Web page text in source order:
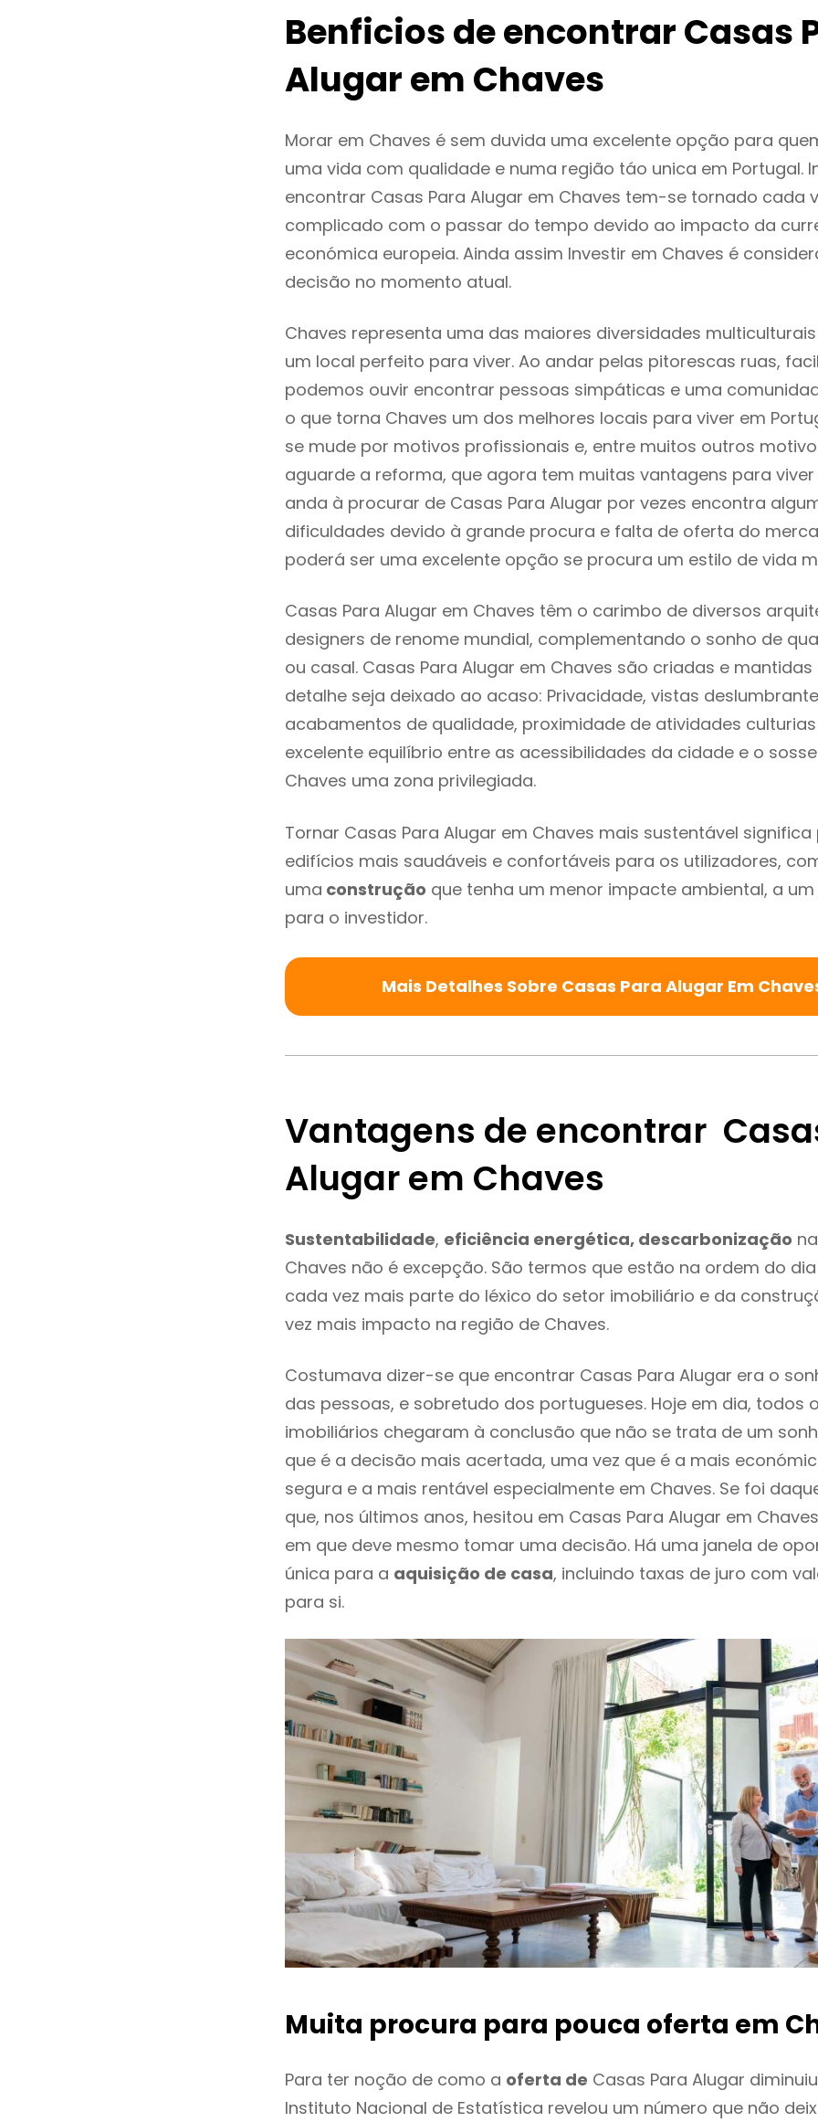
Benficios de encontrar Casas
Alugar em Chaves
Morar em Chaves é sem duvida uma excelente opção para
uma vida com qualidade e numa região táo unica em Portugal.
encontrar Casas Para Alugar em Chaves tem-se tornado cada
complicado com o passar do tempo devido ao impacto da
económica europeia. Ainda assim Investir em Chaves é
decisão no momento atual.
Chaves representa uma das maiores diversidades
um local perfeito para viver. Ao andar pelas pitorescas ruas,
podemos ouvir encontrar pessoas simpáticas e uma
o que torna Chaves um dos melhores locais para viver em
se mude por motivos profissionais e, entre muitos outros
aguarde a reforma, que agora tem muitas vantagens para viver
anda à procurar de Casas Para Alugar por vezes encontra
dificuldades devido à grande procura e falta de oferta do
poderá ser uma excelente opção se procura um estilo de vida
Casas Para Alugar em Chaves têm o carimbo de diversos
designers de renome mundial, complementando o sonho de
ou casal. Casas Para Alugar em Chaves são criadas e
detalhe seja deixado ao acaso: Privacidade, vistas
acabamentos de qualidade, proximidade de atividades
excelente equilíbrio entre as acessibilidades da cidade e o
Chaves uma zona privilegiada.
Tornar Casas Para Alugar em Chaves mais sustentável
edifícios mais saudáveis e confortáveis para os utilizadores,
uma construção que tenha um menor impacte ambiental, a
para o investidor.
Mais Detalhes Sobre Casas Para Alugar Em
Vantagens de encontrar
Alugar em Chaves
Sustentabilidade, eficiência energética, descarbonização
Chaves não é excepção. São termos que estão na ordem do
cada vez mais parte do léxico do setor imobiliário e da
vez mais impacto na região de Chaves.
Costumava dizer-se que encontrar Casas Para Alugar era o
das pessoas, e sobretudo dos portugueses. Hoje em dia, todos
imobiliários chegaram à conclusão que não se trata de um
que é a decisão mais acertada, uma vez que é a mais
segura e a mais rentável especialmente em Chaves. Se foi
que, nos últimos anos, hesitou em Casas Para Alugar em
em que deve mesmo tomar uma decisão. Há uma janela de
única para a aquisição de casa, incluindo taxas de juro com
para si.
Muita procura para pouca oferta em
Para ter noção de como a oferta de Casas Para Alugar
Instituto Nacional de Estatística revelou um número que não